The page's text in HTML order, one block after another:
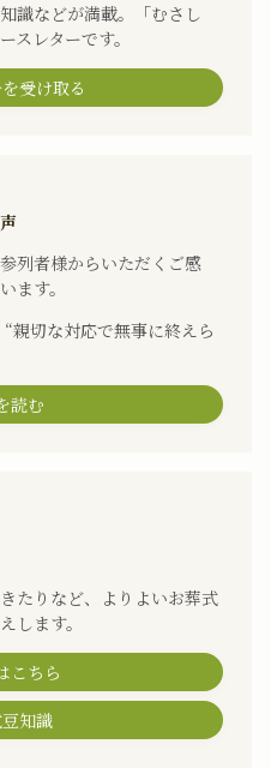
識などが満載。「むさし
スレターです。
受け取る
列者様からいただくご感
ます。
親切な対応で無事に終えら
読む
たりなど、よりよいお葬式
します。
こちら
知識